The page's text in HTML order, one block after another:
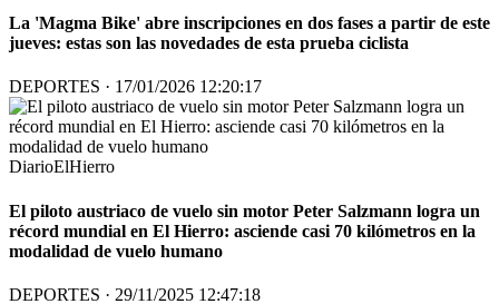
La 'Magma Bike' abre inscripciones en dos fases a partir de este
jueves: estas son las novedades de esta prueba ciclista
DEPORTES · 17/01/2026 12:20:17
DiarioElHierro
El piloto austriaco de vuelo sin motor Peter Salzmann logra un
récord mundial en El Hierro: asciende casi 70 kilómetros en la
modalidad de vuelo humano
DEPORTES · 29/11/2025 12:47:18